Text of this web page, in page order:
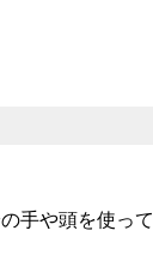
手や頭を使っ